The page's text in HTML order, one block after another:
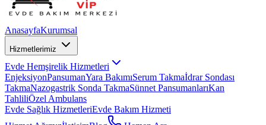
AnasayfaKurumsal
Hizmetlerimiz
Evde Hemşirelik Hizmetleri
EnjeksiyonPansumanYara BakımıSerum Takmaİdrar Sondası
TakmaNazogastrik Sonda TakmaSünnet PansumanlarıKan
TahliliÖzel Ambulans
Evde Sağlık HizmetleriEvde Bakım Hizmeti